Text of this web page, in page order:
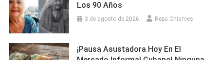
Los 90 Años
3 de agosto de 2026 Repa Chismes
¡Pausa Asustadora Hoy En El